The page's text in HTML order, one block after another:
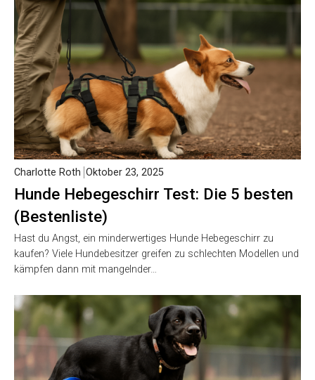
Hunde Hebegeschirr Test: Die 5 besten
(Bestenliste)
Charlotte Roth Oktober 23, 2025
Hast du Angst, ein minderwertiges Hunde Hebegeschirr zu
kaufen? Viele Hundebesitzer greifen zu schlechten Modellen und
kämpfen dann mit mangelnder…